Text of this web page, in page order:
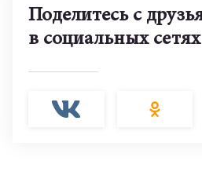
Поделитесь с
в социальных сетях